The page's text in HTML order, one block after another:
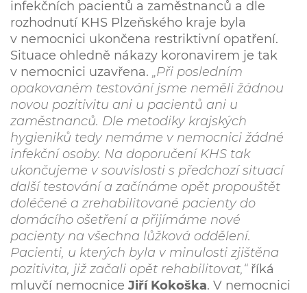
infekčních pacientů a zaměstnanců a dle
rozhodnutí KHS Plzeňského kraje byla
v nemocnici ukončena restriktivní opatření.
Situace ohledně nákazy koronavirem je tak
v nemocnici uzavřena.
„Při posledním
opakovaném testování jsme neměli žádnou
novou pozitivitu ani u pacientů ani u
zaměstnanců. Dle metodiky krajských
hygieniků tedy nemáme v nemocnici žádné
infekční osoby. Na doporučení KHS tak
ukončujeme v souvislosti s předchozí situací
další testování a začínáme opět propouštět
doléčené a zrehabilitované pacienty do
domácího ošetření a přijímáme nové
pacienty na všechna lůžková oddělení.
Pacienti, u kterých byla v minulosti zjištěna
pozitivita, již začali opět rehabilitovat,“říká
mluvčí nemocnice Jiří Kokoška. V nemocnici